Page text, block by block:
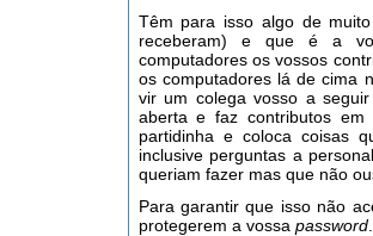
Têm para isso algo de
receberam) e que é a
computadores os vossos
os computadores lá de cima
vir um colega vosso a
aberta e faz contributos
partidinha e coloca coisas
inclusive perguntas a
queriam fazer mas que não
Para garantir que isso não
protegerem a vossa password.